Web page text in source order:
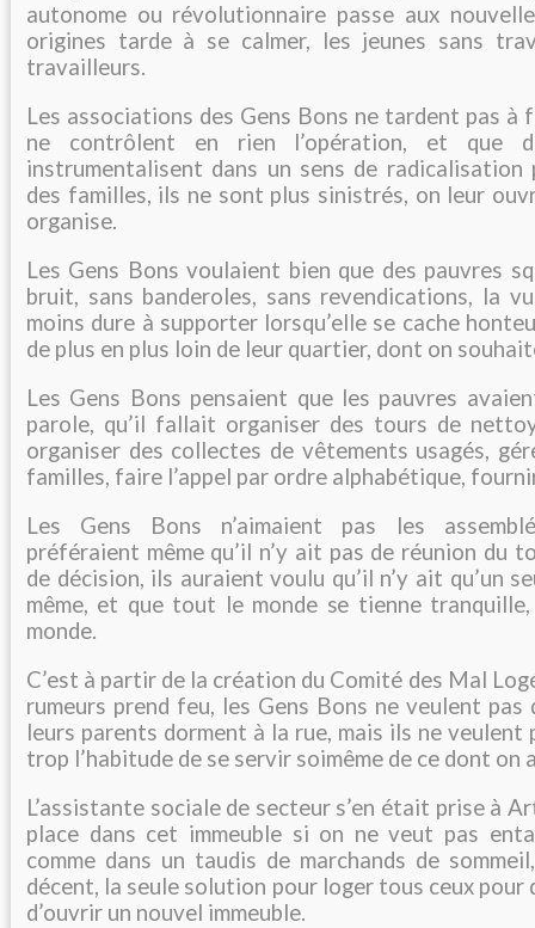
autonome ou révolutionnaire passe aux
origines tarde à se calmer, les jeunes sans
travailleurs.
Les associations des Gens Bons ne tardent pas à
ne contrôlent en rien l’opération, et que
instrumentalisent dans un sens de radicalisation
des familles, ils ne sont plus sinistrés, on leur
organise.
Les Gens Bons voulaient bien que des pauvres
bruit, sans banderoles, sans revendications, la
moins dure à supporter lorsqu’elle se cache
de plus en plus loin de leur quartier, dont on
Les Gens Bons pensaient que les pauvres
parole, qu’il fallait organiser des tours de
organiser des collectes de vêtements usagés,
familles, faire l’appel par ordre alphabétique,
Les Gens Bons n’aimaient pas les
préféraient même qu’il n’y ait pas de réunion du
de décision, ils auraient voulu qu’il n’y ait qu’un
même, et que tout le monde se tienne
monde.
C’est à partir de la création du Comité des Mal
rumeurs prend feu, les Gens Bons ne veulent
leurs parents dorment à la rue, mais ils ne veulent
trop l’habitude de se servir soimême de ce dont on
L’assistante sociale de secteur s’en était prise à
place dans cet immeuble si on ne veut pas
comme dans un taudis de marchands de
décent, la seule solution pour loger tous ceux
d’ouvrir un nouvel immeuble.